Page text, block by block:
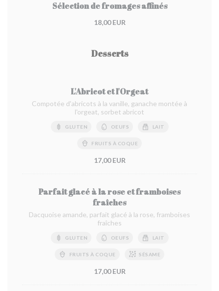
Sélection de fromages affinés
18,00 EUR
Desserts
L'Abricot et l'Orgeat
Compotée d'abricots à la vanille, ganache montée à
l'orgeat, sorbet abricot
GLUTEN OEUFS LAIT
FRUITS À COQUE
17,00 EUR
Parfait glacé à la rose et framboises
fraîches
Dacquoise amande, parfait glacé à la rose, framboises
fraîches
GLUTEN OEUFS LAIT
FRUITS À COQUE SÉSAME
17,00 EUR